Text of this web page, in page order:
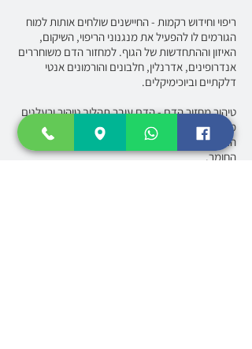
ריפוי וחידוש רקמות - החיישנים שולחים אותות למוח
הגורמים לו להפעיל את מנגנוני הריפוי, השיקום,
האיזון וההתחדשות של הגוף. למחזור הדם משוחררים
אנדרופינים, אדרנלין, חלבונים והורמונים אנטי
דלקתיים וביוכימיקלים.
טיהור מחזור הדם - הדם עובר תהליך טיהור ורעלנים
מסולקים ממחזור הדם. רמת החמצן בדם עולה,
הגוף מגביר את קצב ייצור הקולגן ואת קצב חילוף
החומר.